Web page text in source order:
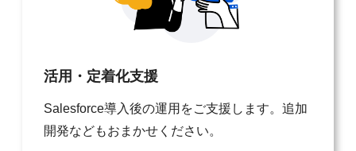
活用・定着化支援
Salesforce導入後の運用をご支援します。追加
開発などもおまかせください。